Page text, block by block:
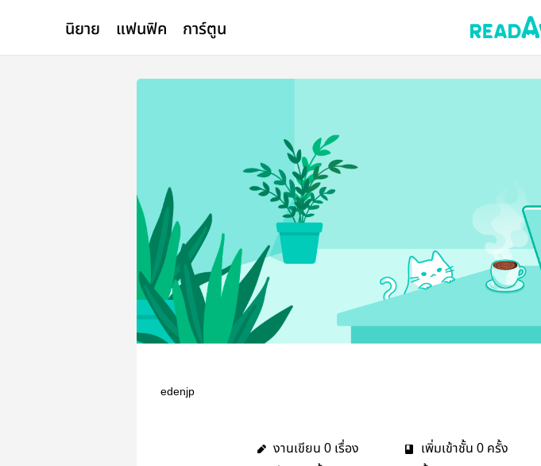
นิยาย แฟนฟิค การ์ตูน
edenjp
งานเขียน 0 เรื่อง เพิ่มเข้าชั้น 0 ครั้ง